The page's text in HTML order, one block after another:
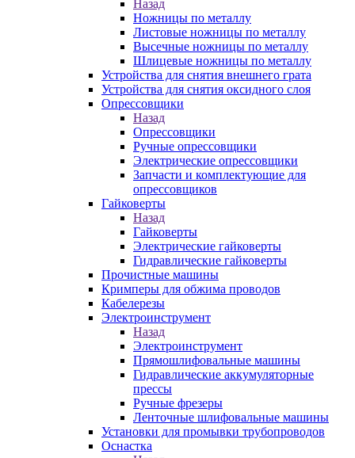
Назад
Ножницы по металлу
Листовые ножницы по металлу
Высечные ножницы по металлу
Шлицевые ножницы по металлу
Устройства для снятия внешнего грата
Устройства для снятия оксидного слоя
Опрессовщики
Назад
Опрессовщики
Ручные опрессовщики
Электрические опрессовщики
Запчасти и комплектующие для
опрессовщиков
Гайковерты
Назад
Гайковерты
Электрические гайковерты
Гидравлические гайковерты
Прочистные машины
Кримперы для обжима проводов
Кабелерезы
Электроинструмент
Назад
Электроинструмент
Прямошлифовальные машины
Гидравлические аккумуляторные
прессы
Ручные фрезеры
Ленточные шлифовальные машины
Установки для промывки трубопроводов
Оснастка